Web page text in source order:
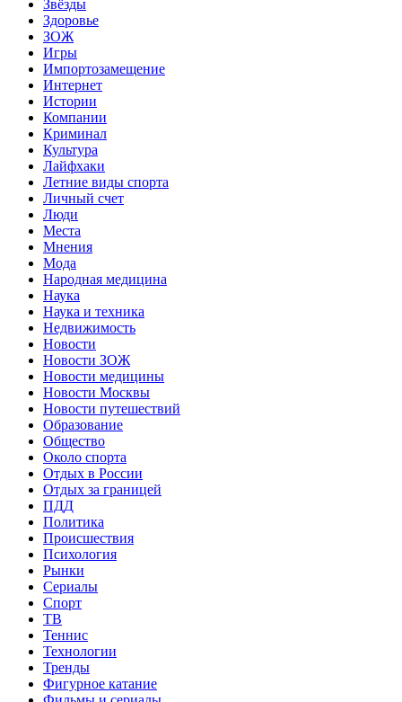
Звёзды
Здоровье
ЗОЖ
Игры
Импортозамещение
Интернет
Истории
Компании
Криминал
Культура
Лайфхаки
Летние виды спорта
Личный счет
Люди
Места
Мнения
Мода
Народная медицина
Наука
Наука и техника
Недвижимость
Новости
Новости ЗОЖ
Новости медицины
Новости Москвы
Новости путешествий
Образование
Общество
Около спорта
Отдых в России
Отдых за границей
ПДД
Политика
Происшествия
Психология
Рынки
Сериалы
Спорт
ТВ
Теннис
Технологии
Тренды
Фигурное катание